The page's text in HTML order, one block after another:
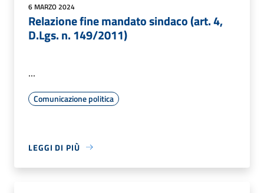
6 MARZO 2024
Relazione fine mandato sindaco (art. 4,
D.Lgs. n. 149/2011)
...
Comunicazione politica
LEGGI DI PIÙ